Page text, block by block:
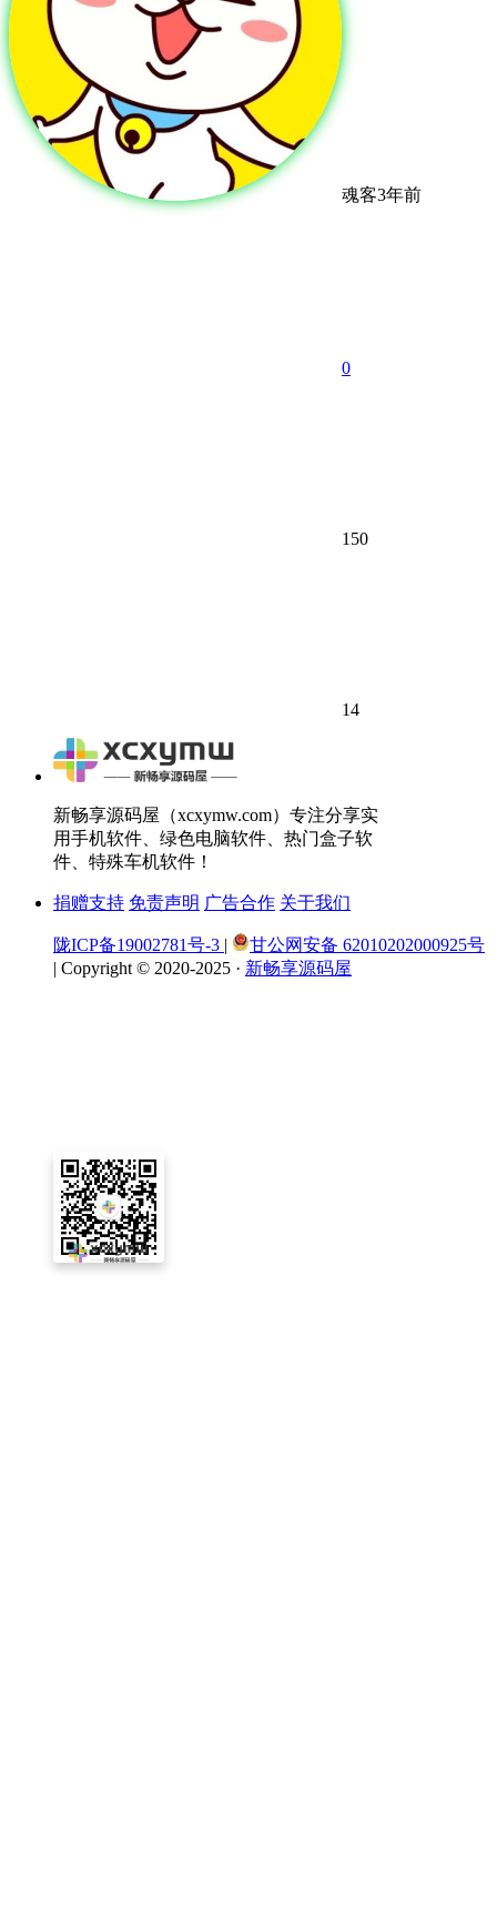
魂客3年前
0
150
14
新畅享源码屋（xcxymw.com）专注分享实
用手机软件、绿色电脑软件、热门盒子软
件、特殊车机软件！
捐赠支持 免责声明 广告合作 关于我们
陇ICP备19002781号-3 |
甘公网安备 62010202000925号
| Copyright © 2020-2025 · 新畅享源码屋